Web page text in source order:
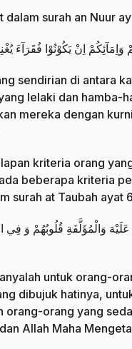
surah an Nuur
اِنْ يَكُوْنُوْا فُقَرَآءَ
sendirian di antara
lelaki dan hamba-
mereka dengan
kriteria orang
beberapa kriteria
surah at Taubah ayat
وَالْمُؤَلَّفَةِ قُلُوبُهُمْ وَ
untuk orang-
dibujuk hatinya,
orang-orang yang
Allah Maha